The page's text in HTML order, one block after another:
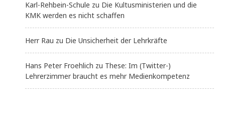
Karl-Rehbein-Schule zu Die Kultusministerien und die
KMK werden es nicht schaffen
Herr Rau zu Die Unsicherheit der Lehrkräfte
Hans Peter Froehlich zu These: Im (Twitter-)
Lehrerzimmer braucht es mehr Medienkompetenz